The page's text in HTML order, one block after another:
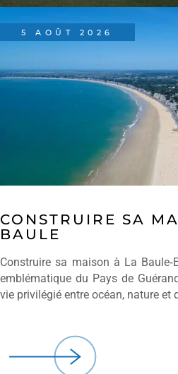
5 AOÛT 2026
CONSTRUIRE SA
BAULE
Construire sa maison à La
emblématique du Pays de
vie privilégié entre océan, nature et